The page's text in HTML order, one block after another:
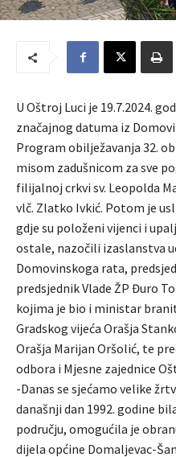
U Oštroj Luci je 19.7.2024.
značajnog datuma iz
Program obilježavanja 32.
misom zadušnicom za sve
filijalnoj crkvi sv. Leopolda
vlč. Zlatko Ivkić. Potom je
gdje su položeni vijenci i
ostale, nazočili izaslanstva
Domovinskoga rata,
predsjednik Vlade ŽP Đuro
kojima je bio i ministar
Gradskog vijeća Orašja
Orašja Marijan Oršolić, te
odbora i Mjesne zajednice
-Danas se sjećamo velike
današnji dan 1992. godine
području, omogućila je
dijela općine Domaljevac-